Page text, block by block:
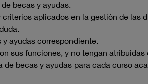
becas y ayudas.
aplicados en la gestión de las
ayudas correspondiente.
sus funciones, y no tengan
becas y ayudas para cada curso